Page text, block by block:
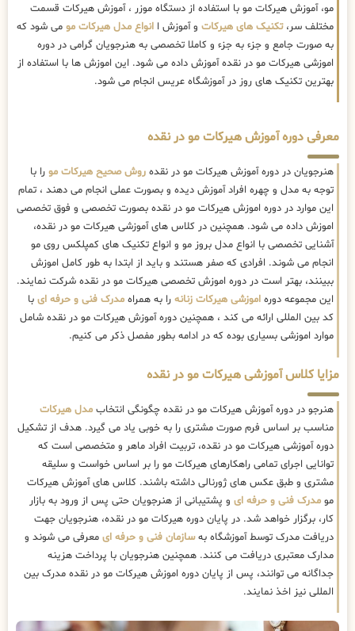
مو، آموزش هیرکات مو با استفاده از دستگاه موزر ، آموزش هیرکات قسمت
مختلف سر،تکنیک های هیرکات و آموزش ا انواع مدل هیرکات مو می شود که
به صورت جامع و جزء به جزء و کاملا تخصصی به هنرجویان گرامی در دوره
اموزشی هیرکات مو در نقده آموزش داده می شود. این اموزش ها با استفاده از
بهترین تکنیک های روز در آموزشگاه عریس انجام می شود.
معرفی دوره آموزش هیرکات مو در نقده
هنرجویان در دوره آموزش هیرکات مو در نقده روش صحیح هیرکات مو را با
توجه به مدل و چهره افراد آموزش دیده و بصورت عملی انجام می دهند ، تمام
این موارد در دوره اموزش هیرکات مو در نقده بصورت تخصصی و فوق تخصصی
اموزش داده می شود. همچنین در کلاس های آموزشی هیرکات مو در نقده،
آشنایی تخصصی با انواع مدل بروز مو و انواع تکنیک های کمپلکس روی مو
انجام می شوند. افرادی که صفر هستند و باید از ابتدا به طور کامل اموزش
ببینند، بهتر است در دوره اموزش تخصصی هیرکات مو در نقده شرکت نمایند.
این مجموعه دوره اموزشی هیرکات زنانه را به همراه مدرک فنی و حرفه ای با
کد بین المللی ارائه می کند ، همچنین دوره آموزش هیرکات مو در نقده شامل
موارد اموزشی بسیاری بوده که در ادامه بطور مفصل ذکر می کنیم.
مزایا کلاس آموزشی هیرکات مو در نقده
هنرجو در دوره آموزش هیرکات مو در نقده چگونگی انتخاب مدل هیرکات
مناسب بر اساس فرم صورت مشتری را به خوبی یاد می گیرد. هدف از تشکیل
دوره آموزشی هیرکات مو در نقده، تربیت افراد ماهر و متخصصی است که
توانایی اجرای تمامی راهکارهای هیرکات مو را بر اساس خواست و سلیقه
مشتری و طبق عکس های ژورنالی داشته باشند. کلاس های آموزش هیرکات
مو مدرک فنی و حرفه ای و پشتیبانی از هنرجویان حتی پس از ورود به بازار
کار، برگزار خواهد شد. در پایان دوره هیرکات مو در نقده، هنرجویان جهت
دریافت مدرک توسط آموزشگاه بهسازمان فنی و حرفه ای معرفی می شوند و
مدارک معتبری دریافت می کنند. همچنین هنرجویان با پرداخت هزینه
جداگانه می توانند، پس از پایان دوره اموزش هیرکات مو در نقده مدرک بین
المللی نیز اخذ نمایند.